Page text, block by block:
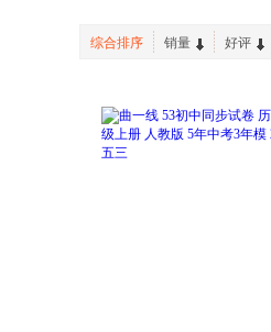
人民交通
三秦出
青岛版
沪粤版
鲁人版
综合排序 销量 好评